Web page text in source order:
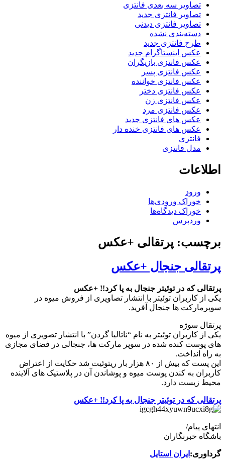
تصاویر سه بعدی فانتزی
تصاویر فانتزی جدید
تصاویر فانتزی دیدنی
دسته‌بندی نشده
طرح فانتزی جدید
عکس اینستاگرام جدید
عکس فانتزی بازیگران
عکس فانتزی پسر
عکس فانتزی خواننده
عکس فانتزی دختر
عکس فانتزی زن
عکس فانتزی مرد
عکس های فانتزی جدید
عکس های فانتزی خنده دار
فانتزی
مدل فانتزی
اطلاعات
ورود
خوراک ورودی‌ها
خوراک دیدگاه‌ها
وردپرس
برچسب: پرتقالی +عکس
پرتقالی جنجال +عکس
پرتقالی که در توئیتر جنجال به پا کرد!! +عکس
یکی از کاربران توئیتر با انتشار تصاویری از فروش میوه در
سوپرمارکت ها جنجال آفرید.
پرتقال سوژه
یکی از کاربران توئیتر به نام “ناتالیا گردن” با انتشار تصویری از میوه
های پوست کنده شده در سوپر مارکت ها، جنجالی در فضای مجازی
به راه انداخت.
این پست که بیش از ۸۰ هزار بار ریتوئیت شد حکایت از اعتراض
کاربران به کندن پوست میوه و پوشاندن آن در پلاستیک های آلاینده
محیط زیست دارد.
پرتقالی که در توئیتر جنجال به پا کرد!! +عکس
انتهای پیام/
باشگاه خبرنگاران
گرداوری: ایران استایل